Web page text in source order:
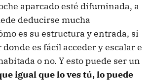
aparcado esté difuminada, a
deducirse mucha
es su estructura y entrada, si
es fácil acceder y escalar e
o no. Y esto puede ser un
igual que lo ves tú, lo puede